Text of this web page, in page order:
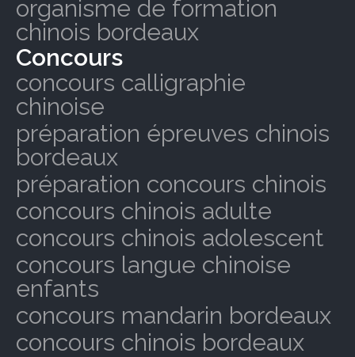
organisme de formation
chinois bordeaux
Concours
concours calligraphie
chinoise
préparation épreuves chinois
bordeaux
préparation concours chinois
concours chinois adulte
concours chinois adolescent
concours langue chinoise
enfants
concours mandarin bordeaux
concours chinois bordeaux